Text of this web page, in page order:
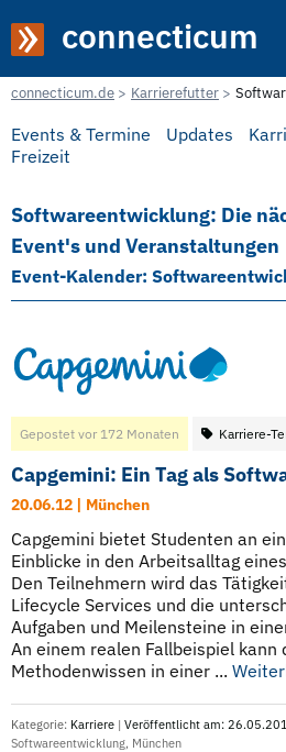
connecticum
connecticum.de Karrierefutter
Events & Termine Updates
Freizeit
Softwareentwicklung: Die
Event's und Veranstaltungen
Event-Kalender:
Gepostet vor 172 Monaten Karriere-
Capgemini: Ein Tag als
20.06.12 | München
Capgemini bietet Studenten an
Einblicke in den Arbeitsalltag
Den Teilnehmern wird das
Lifecycle Services und die
Aufgaben und Meilensteine in
An einem realen Fallbeispiel kann
Methodenwissen in einer ...
Kategorie: Karriere | Veröffentlicht am:
Softwareentwicklung, München